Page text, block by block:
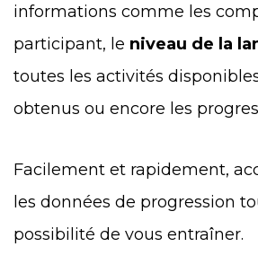
informations comme les
participant, le niveau de la
toutes les activités
obtenus ou encore les
Facilement et rapidement,
les données de progression
possibilité de vous entraîner.